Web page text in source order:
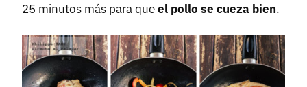
25 minutos más para queel pollo se cueza bien.